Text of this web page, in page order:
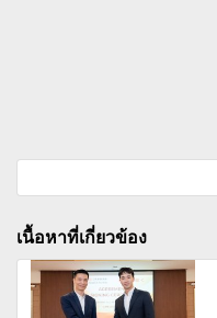
เนื้อหาที่เกี่ยวข้อง